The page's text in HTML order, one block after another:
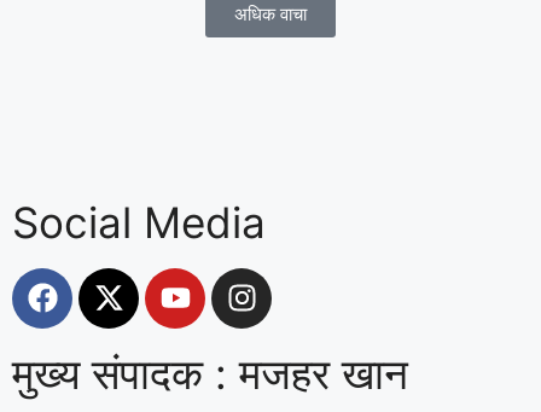
अधिक वाचा
Social Media
मुख्य संपादक : मजहर खान